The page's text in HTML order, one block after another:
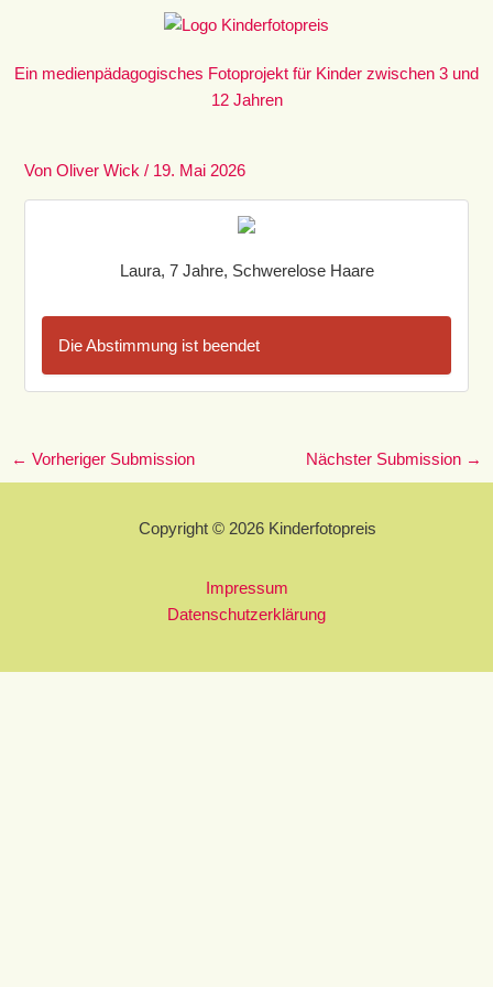
springen
Ein medienpädagogisches Fotoprojekt für Kinder zwischen 3 und
12 Jahren
VonOliver Wick/ 19. Mai 2026
Laura, 7 Jahre, Schwerelose Haare
Die Abstimmung ist beendet
← Vorheriger Submission Nächster Submission →
Copyright © 2026 Kinderfotopreis
Impressum
Datenschutzerklärung